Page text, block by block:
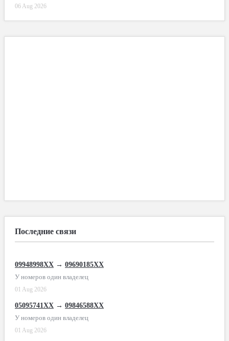
06 Aug 2026
Последние связи
09948998XX → 09690185XX
У номеров один владелец
01 Aug 2026
05095741XX → 09846588XX
У номеров один владелец
01 Aug 2026